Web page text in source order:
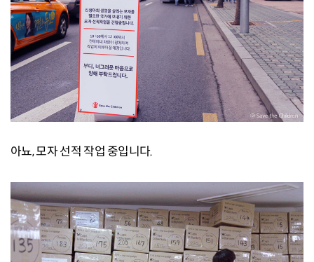
아뇨, 모자 선적 작업 중입니다.